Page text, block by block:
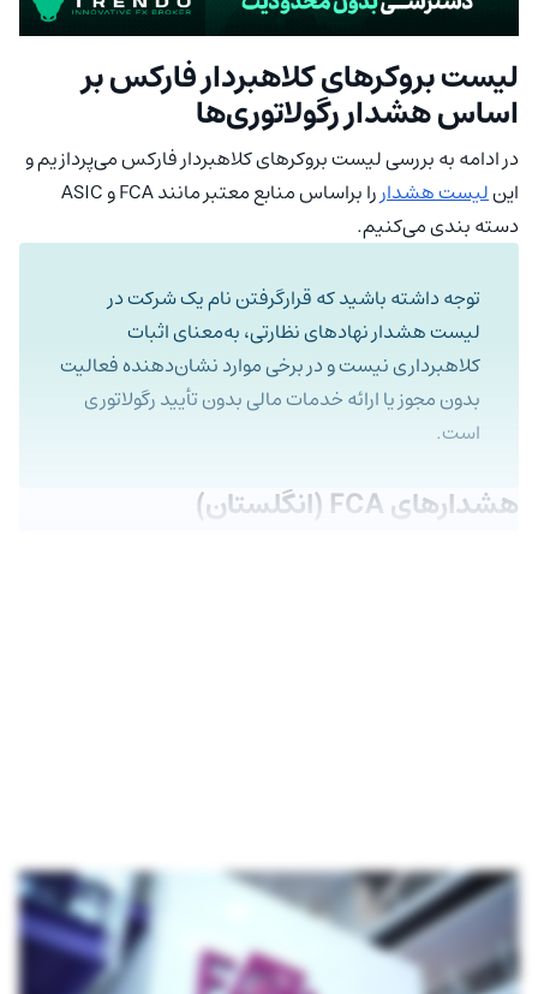
لیست بروکرهای کلاهبردار فارکس بر
اساس هشدار رگولاتوری‌ها
در ادامه به بررسی لیست بروکرهای کلاهبردار فارکس می‌پردازیم و
اینلیست هشدار
را براساس منابع معتبر مانند FCA و ASIC
دسته بندی می‌کنیم.
توجه داشته باشید که قرارگرفتن نام یک شرکت در
لیست هشدار نهادهای نظارتی، به‌معنای اثبات
کلاهبرداری نیست و در برخی موارد نشان‌دهنده فعالیت
بدون مجوز یا ارائه خدمات مالی بدون تأیید رگولاتوری
است.
هشدارهای FCA (انگلستان)